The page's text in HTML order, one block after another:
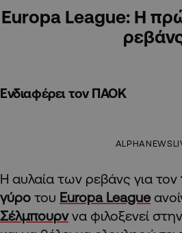
Europa League: Η
Ενδιαφέρει τον ΠΑΟΚ
Η αυλαία των ρεβάνς για τον
γύρο του Europa League
Σέλμπουρν να φιλοξενεί